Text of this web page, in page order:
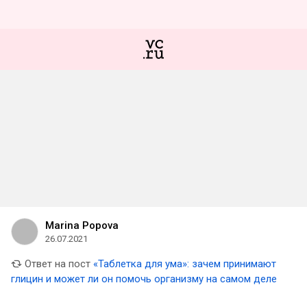
Marina Popova
26.07.2021
Ответ на пост «Таблетка для ума»: зачем принимают
глицин и может ли он помочь организму на самом деле